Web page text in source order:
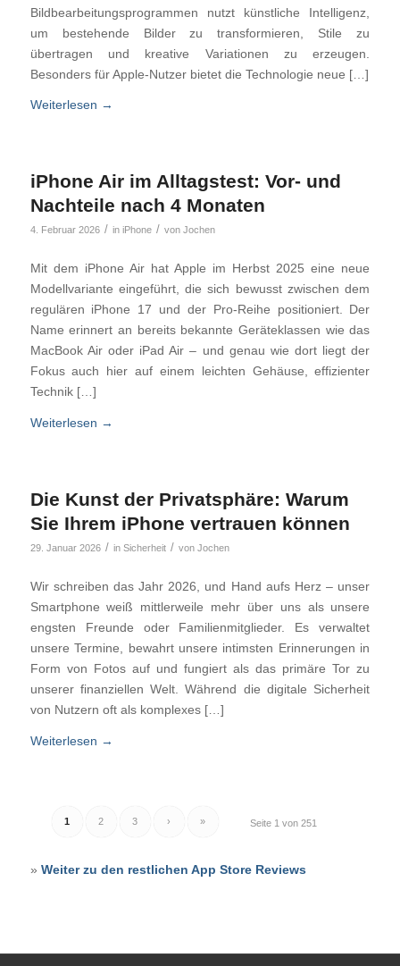
Bildbearbeitungsprogrammen nutzt künstliche Intelligenz,
um bestehende Bilder zu transformieren, Stile zu
übertragen und kreative Variationen zu erzeugen.
Besonders für Apple-Nutzer bietet die Technologie neue […]
Weiterlesen →
iPhone Air im Alltagstest: Vor- und
Nachteile nach 4 Monaten
4. Februar 2026 / in iPhone / von Jochen
Mit dem iPhone Air hat Apple im Herbst 2025 eine neue
Modellvariante eingeführt, die sich bewusst zwischen dem
regulären iPhone 17 und der Pro-Reihe positioniert. Der
Name erinnert an bereits bekannte Geräteklassen wie das
MacBook Air oder iPad Air – und genau wie dort liegt der
Fokus auch hier auf einem leichten Gehäuse, effizienter
Technik […]
Weiterlesen →
Die Kunst der Privatsphäre: Warum
Sie Ihrem iPhone vertrauen können
29. Januar 2026 / in Sicherheit / von Jochen
Wir schreiben das Jahr 2026, und Hand aufs Herz – unser
Smartphone weiß mittlerweile mehr über uns als unsere
engsten Freunde oder Familienmitglieder. Es verwaltet
unsere Termine, bewahrt unsere intimsten Erinnerungen in
Form von Fotos auf und fungiert als das primäre Tor zu
unserer finanziellen Welt. Während die digitale Sicherheit
von Nutzern oft als komplexes […]
Weiterlesen →
Seite 1 von 251
1 2 3 › »
» Weiter zu den restlichen App Store Reviews